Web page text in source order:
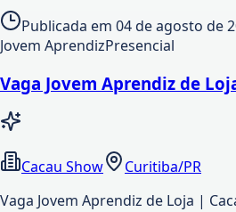
Publicada em 04 de agosto de
Jovem AprendizPresencial
Vaga Jovem Aprendiz de
Cacau Show
Curitiba/PR
Vaga Jovem Aprendiz de Loja |